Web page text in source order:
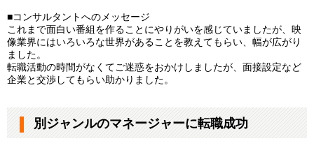
■コンサルタントへのメッセージ
これまで面白い番組を作ることにやりがいを感じていましたが、映
像業界にはいろいろな世界があることを教えてもらい、幅が広がり
ました。
転職活動の時間がなくてご迷惑をおかけしましたが、面接設定など
企業と交渉してもらい助かりました。
別ジャンルのマネージャーに転職成功